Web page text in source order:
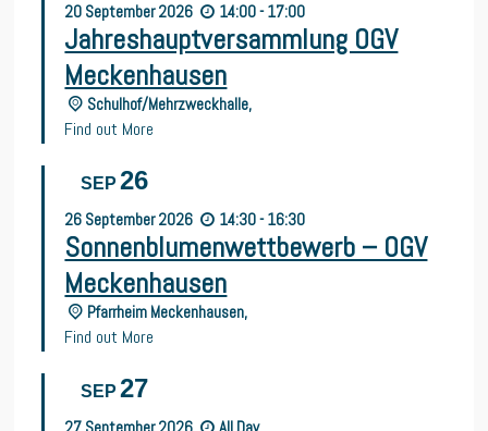
20 September2026 14:00 - 17:00
Jahreshauptversammlung OGV
Meckenhausen
Schulhof/Mehrzweckhalle,
Find out More
SEP 26
26 September2026 14:30 - 16:30
Sonnenblumenwettbewerb – OGV
Meckenhausen
Pfarrheim Meckenhausen,
Find out More
SEP 27